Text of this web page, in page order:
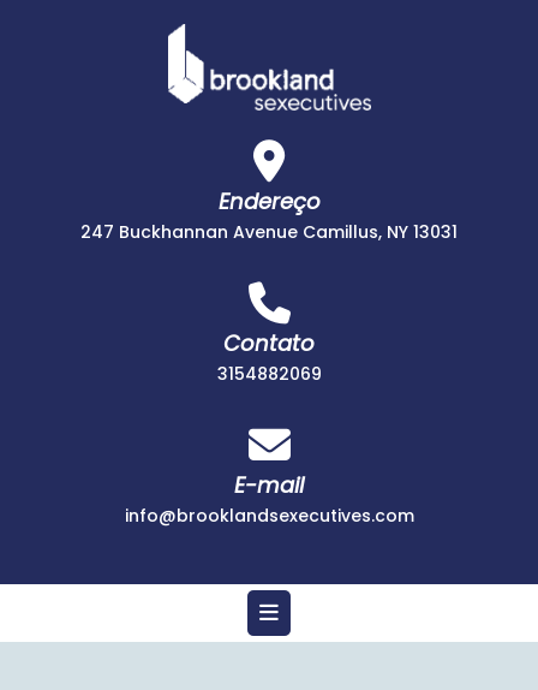
Endereço
247 Buckhannan Avenue Camillus, NY 13031
Contato
31548820693154882069
E-mail
info@brooklandsexecutives.com
Open